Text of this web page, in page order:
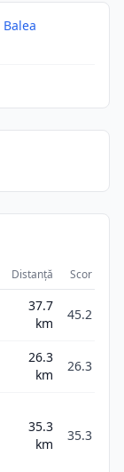
Balea
Distanță Scor
37.7
km
45.2
26.3
km
26.3
35.3
km
35.3